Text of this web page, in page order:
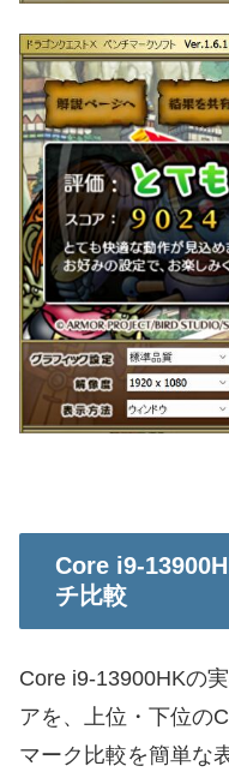
Core i9-
チ比較
Core i9-13900HKの
アを、上位・下位の
マーク比較を簡単な